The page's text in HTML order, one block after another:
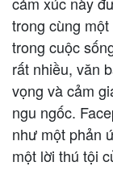
trong cùng
trong cuộc
rất nhiều, văn
vọng và cảm
ngu ngốc.
như một phản
một lời thú tội